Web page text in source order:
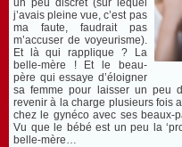
un peu discret (sur lequel
j’avais pleine vue, c’est pas
ma faute, faudrait pas
m’accuser de voyeurisme).
Et là qui rapplique ? La
belle-mère ! Et le beau-
père qui essaye d’éloigner
sa femme pour laisser un peu
revenir à la charge plusieurs fois
chez le gynéco avec ses beaux-
Vu que le bébé est un peu la
belle-mère…